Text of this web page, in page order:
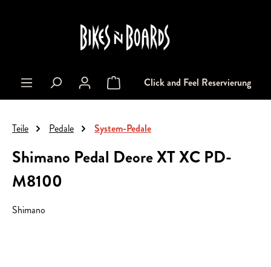
Warenkorb enthält 0 Positionen. Der
Click and Feel Reservierung
Teile Pedale System-Pedale
Shimano Pedal Deore XT XC PD-
M8100
Shimano